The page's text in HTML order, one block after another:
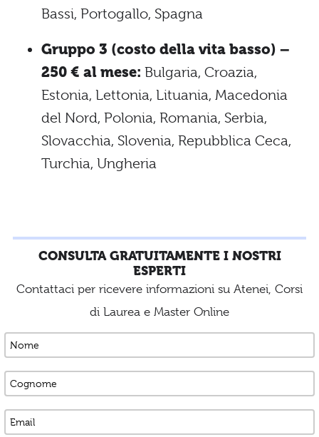
Bassi, Portogallo, Spagna
Gruppo 3 (costo della vita basso) –
250 € al mese: Bulgaria, Croazia,
Estonia, Lettonia, Lituania, Macedonia
del Nord, Polonia, Romania, Serbia,
Slovacchia, Slovenia, Repubblica Ceca,
Turchia, Ungheria
CONSULTA GRATUITAMENTE I NOSTRI
ESPERTI
Contattaci per ricevere informazioni su Atenei, Corsi
di Laurea e Master Online